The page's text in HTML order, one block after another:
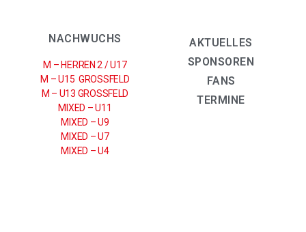
NACHWUCHS
M – HERREN 2 / U17
M – U15 GROSSFELD
M – U13 GROSSFELD
MIXED – U11
MIXED – U9
MIXED – U7
MIXED – U4
AKTUELLES
SPONSOREN
FANS
TERMINE